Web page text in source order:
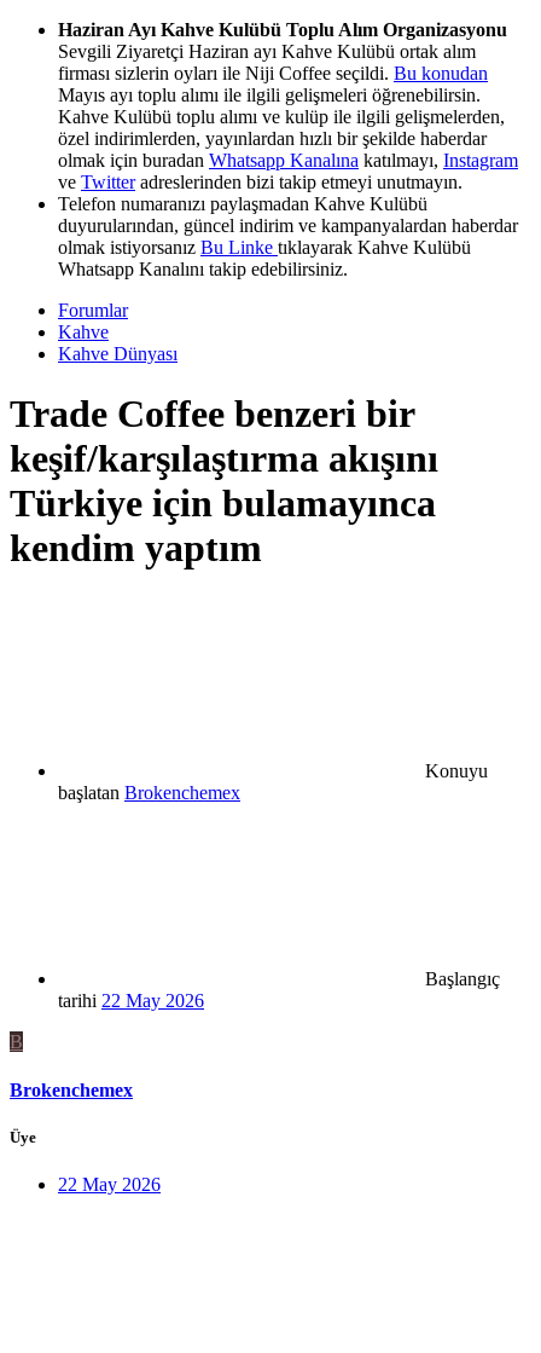
Haziran Ayı Kahve Kulübü Toplu Alım Organizasyonu
Sevgili Ziyaretçi Haziran ayı Kahve Kulübü ortak alım
firması sizlerin oyları ile Niji Coffee seçildi. Bu konudan
Mayıs ayı toplu alımı ile ilgili gelişmeleri öğrenebilirsin.
Kahve Kulübü toplu alımı ve kulüp ile ilgili gelişmelerden,
özel indirimlerden, yayınlardan hızlı bir şekilde haberdar
olmak için buradan Whatsapp Kanalına katılmayı, Instagram
ve Twitteradreslerinden bizi takip etmeyi unutmayın.
Telefon numaranızı paylaşmadan Kahve Kulübü
duyurularından, güncel indirim ve kampanyalardan haberdar
olmak istiyorsanız Bu Linke tıklayarak Kahve Kulübü
Whatsapp Kanalını takip edebilirsiniz.
Forumlar
Kahve
Kahve Dünyası
Trade Coffee benzeri bir
keşif/karşılaştırma akışını
Türkiye için bulamayınca
kendim yaptım
Konuyu
başlatan Brokenchemex
Başlangıç
tarihi 22 May 2026
B
Brokenchemex
Üye
22 May 2026